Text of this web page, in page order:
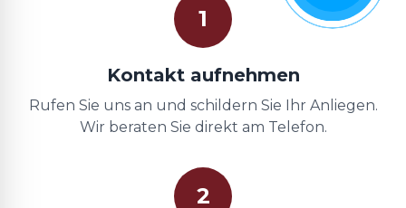
1
Kontakt aufnehmen
Rufen Sie uns an und schildern Sie Ihr Anliegen.
Wir beraten Sie direkt am Telefon.
2